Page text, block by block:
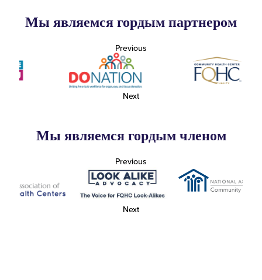
Мы являемся гордым партнером
Previous
Next
Мы являемся гордым членом
Previous
Next